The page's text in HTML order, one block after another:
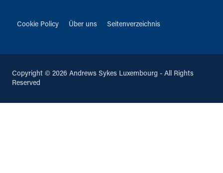
Cookie Policy Über uns Seitenverzeichnis
Copyright © 2026 Andrews Sykes Luxembourg - All Rights
Reserved